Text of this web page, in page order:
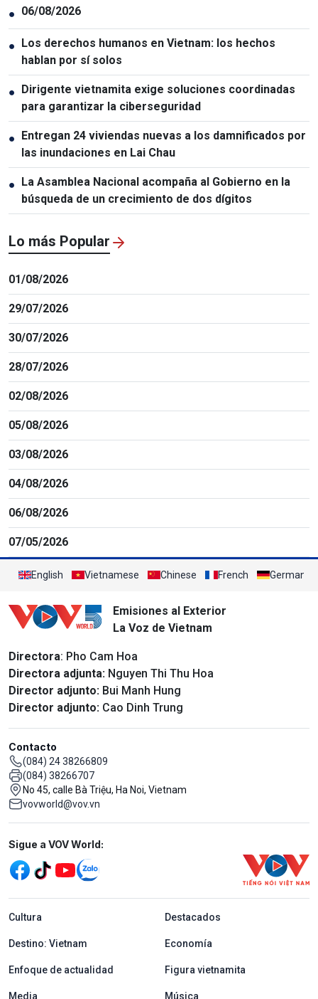
● 06/08/2026
● Los derechos humanos en Vietnam: los hechos
hablan por sí solos
● Dirigente vietnamita exige soluciones coordinadas
para garantizar la ciberseguridad
● Entregan 24 viviendas nuevas a los damnificados por
las inundaciones en Lai Chau
● La Asamblea Nacional acompaña al Gobierno en la
búsqueda de un crecimiento de dos dígitos
Lo más Popular
01/08/2026
29/07/2026
30/07/2026
28/07/2026
02/08/2026
05/08/2026
03/08/2026
04/08/2026
06/08/2026
07/05/2026
English Vietnamese Chinese French German
Emisiones al Exterior
La Voz de Vietnam
Directora: Pho Cam Hoa
Directora adjunta: Nguyen Thi Thu Hoa
Director adjunto: Bui Manh Hung
Director adjunto: Cao Dinh Trung
Contacto
(084) 24 38266809
(084) 38266707
No 45, calle Bà Triệu, Ha Noi, Vietnam
vovworld@vov.vn
Mạng xã hội
Sigue a VOV World:
menu footer tiếng Tây ban nha
Cultura Destacados
Destino: Vietnam Economía
Enfoque de actualidad Figura vietnamita
Media Música